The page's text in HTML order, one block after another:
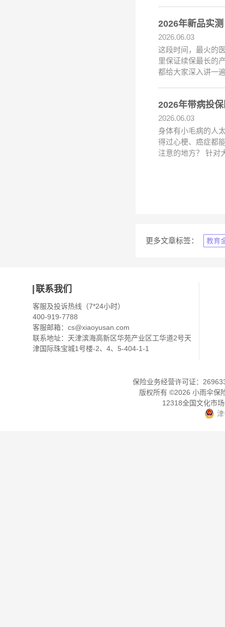
2026年新品实
2026.06.03
这段时间，最火的
里保证续保最长的
都给大家深入讲一
2026年带病投
2026.06.03
身体有小毛病的人
得过心梗、癌症都
注意的地方？ 针对
更多文章标签： 教育
联系我们
客服及投诉热线（7*24小时）
400-919-7788
客服邮箱： cs@xiaoyusan.com
联系地址：天津滨海高新区华苑产业区工华道2号天
津国际珠宝城1号楼-2、4、5-404-1-1
保险业务经营许可证：
版权所有 ©2026 小雨伞保
12318全国文化市